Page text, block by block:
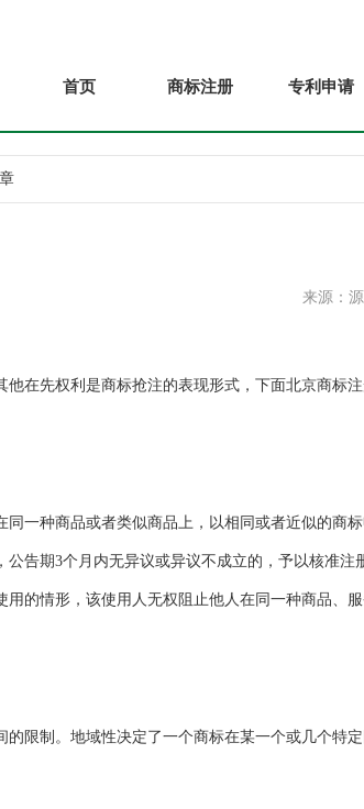
首页 商标注册 专利申请
来源：
先权利是商标抢注的表现形式，下面北京商标注
种商品或者类似商品上，以相同或者近似的商
告期3个月内无异议或异议不成立的，予以核准注
的情形，该使用人无权阻止他人在同一种商品、
制。地域性决定了一个商标在某一个或几个特